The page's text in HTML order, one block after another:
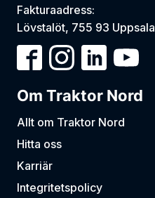
Fakturaadress:
Lövstalöt, 755 93 Uppsala
Om Traktor Nord
Allt om Traktor Nord
Hitta oss
Karriär
Integritetspolicy